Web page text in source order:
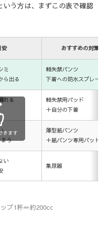
いう方は、まずこの表で確認
安 おすすめの対策
ミ
ら出る
軽失禁パンツ
下着への防水スプレー
れる
軽失禁用パッド
＋自分の下着
う
薄型紙パンツ
＋紙パンツ専用パッド
い
集尿器
きます
プ1杯＝約200cc